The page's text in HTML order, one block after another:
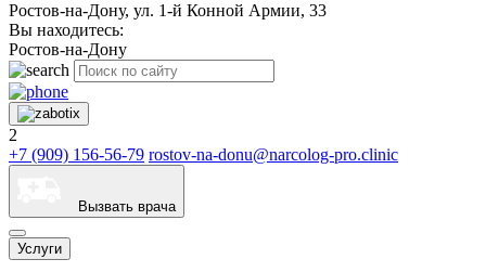
Ростов-на-Дону, ул. 1-й Конной Армии, 33
Вы находитесь:
Ростов-на-Дону
2
+7 (909) 156-56-79 rostov-na-donu@narcolog-pro.clinic
Вызвать врача
Услуги